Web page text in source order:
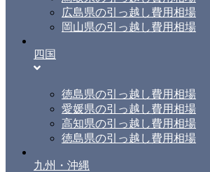
広島県の引っ越し費用相場
岡山県の引っ越し費用相場
四国
徳島県の引っ越し費用相場
愛媛県の引っ越し費用相場
高知県の引っ越し費用相場
徳島県の引っ越し費用相場
九州・沖縄